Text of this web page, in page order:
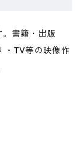
書籍・出版
・TV等の映像作